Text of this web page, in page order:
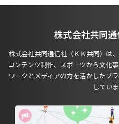
株式会社共同
株式会社共同通信社（ＫＫ共同）は
コンテンツ制作、スポーツから文化
ワークとメディアの力を活かしたブ
していま